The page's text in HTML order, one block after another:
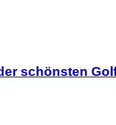
schönsten